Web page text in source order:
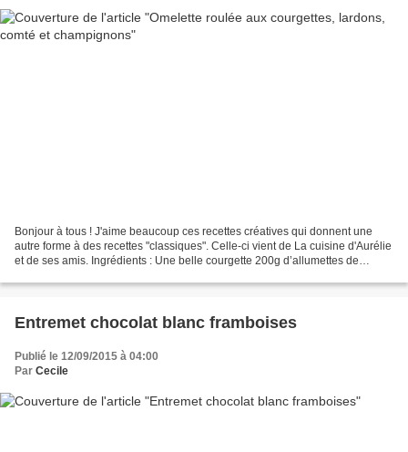
Bonjour à tous ! J'aime beaucoup ces recettes créatives qui donnent une
autre forme à des recettes "classiques". Celle-ci vient de La cuisine d'Aurélie
et de ses amis. Ingrédients : Une belle courgette 200g d’allumettes de
Entremet chocolat blanc framboises
Publié le 12/09/2015 à 04:00
Par Cecile